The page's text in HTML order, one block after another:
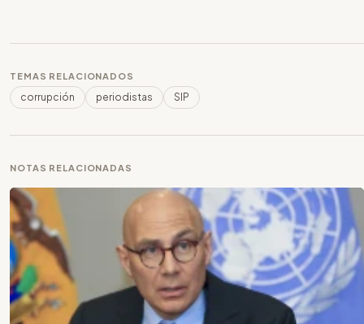
TEMAS RELACIONADOS
corrupción periodistas SIP
NOTAS RELACIONADAS